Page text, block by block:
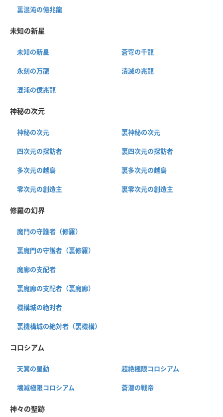
裏混沌の億兆龍
未知の新星
未知の新星 蒼穹の千龍
永刻の万龍 潰滅の兆龍
混沌の億兆龍
神秘の次元
神秘の次元 裏神秘の次元
四次元の探訪者 裏四次元の探訪者
多次元の越鳥 裏多次元の越鳥
零次元の創造主 裏零次元の創造主
修羅の幻界
魔門の守護者（修羅）
裏魔門の守護者（裏修羅）
魔廊の支配者
裏魔廊の支配者（裏魔廊）
機構城の絶対者
裏機構城の絶対者（裏機構）
コロシアム
天冥の星動 超絶極限コロシアム
壊滅極限コロシアム 蒼潜の戦帝
神々の聖跡